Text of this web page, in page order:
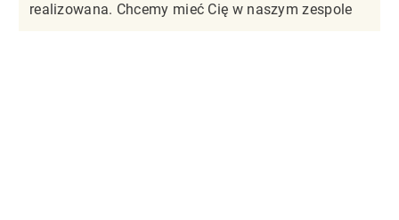
realizowana. Chcemy mieć Cię w naszym zespole